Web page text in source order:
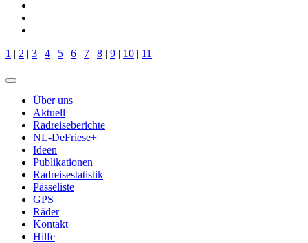
1 | 2 | 3 | 4 | 5 | 6 | 7 | 8 | 9 | 10 | 11
Über uns
Aktuell
Radreiseberichte
NL-DeFriese+
Ideen
Publikationen
Radreisestatistik
Pässeliste
GPS
Räder
Kontakt
Hilfe